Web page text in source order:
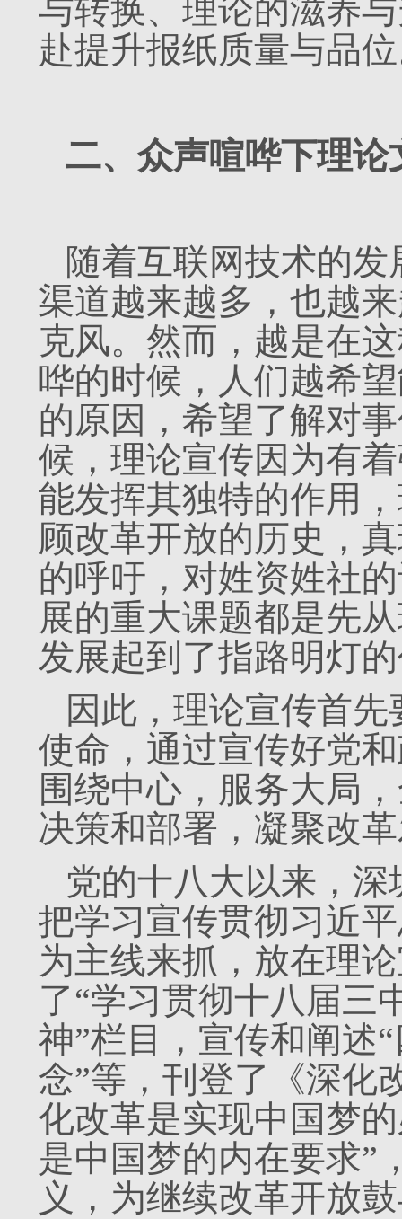
与转换、理论的滋养
赴提升报纸质量与品
二、众声喧哗下理
随着互联网技术的
渠道越来越多，也越
克风。然而，越是在
哗的时候，人们越希
的原因，希望了解对
候，理论宣传因为有
能发挥其独特的作用
顾改革开放的历史，
的呼吁，对姓资姓社
展的重大课题都是先
发展起到了指路明灯
因此，理论宣传首
使命，通过宣传好党
围绕中心，服务大局
决策和部署，凝聚改
党的十八大以来，
把学习宣传贯彻习近
为主线来抓，放在理
了“学习贯彻十八届三
神”栏目，宣传和阐述
念”等，刊登了《深化
化改革是实现中国梦
是中国梦的内在要求”
义，为继续改革开放